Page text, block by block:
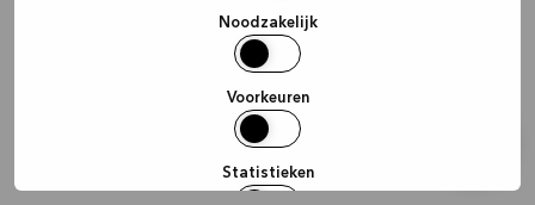
Noodzakelijk
Voorkeuren
Statistieken